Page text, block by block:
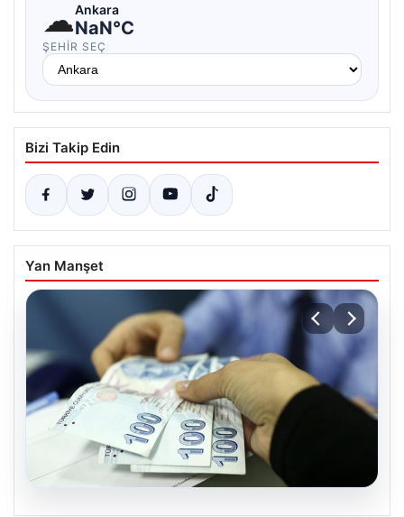
☁Ankara
NaN°C
ŞEHIR SEÇ
Bizi Takip Edin
Yan Manşet
06.08.2026